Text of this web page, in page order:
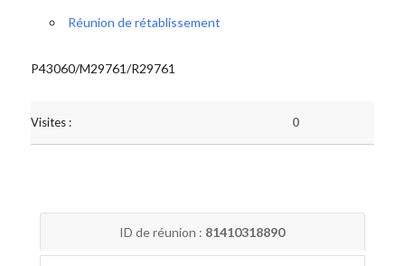
Réunion de rétablissement
P43060/M29761/R29761
Visites : 0
ID de réunion : 81410318890